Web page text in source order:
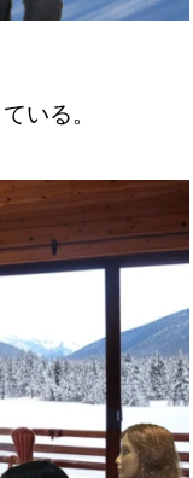
いる。